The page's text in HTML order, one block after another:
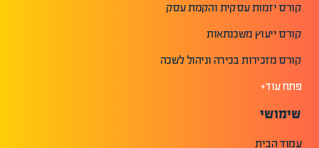
קורס יזמות עסקית והקמת עסק
קורס ייעוץ משכנתאות
קורס מזכירות בכירה וניהול לשכה
פתח עוד+
שימושי
עמוד הבית